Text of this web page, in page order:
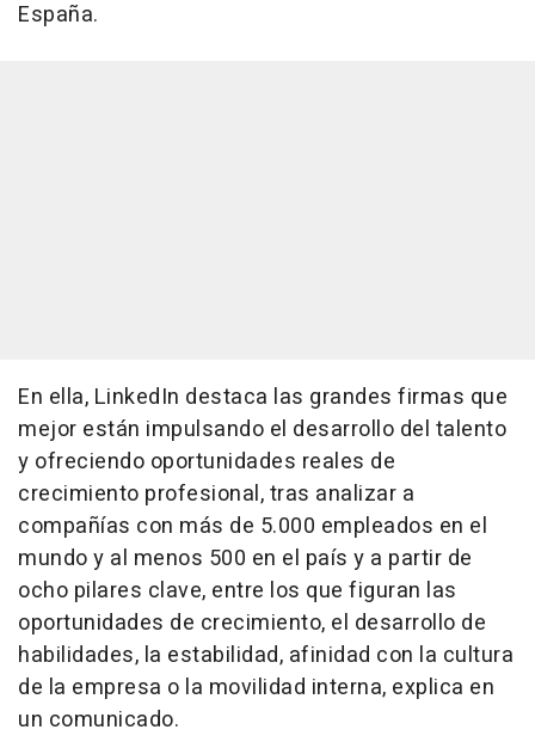
España.
En ella, LinkedIn destaca las grandes firmas que
mejor están impulsando el desarrollo del talento
y ofreciendo oportunidades reales de
crecimiento profesional, tras analizar a
compañías con más de 5.000 empleados en el
mundo y al menos 500 en el país y a partir de
ocho pilares clave, entre los que figuran las
oportunidades de crecimiento, el desarrollo de
habilidades, la estabilidad, afinidad con la cultura
de la empresa o la movilidad interna, explica en
un comunicado.